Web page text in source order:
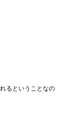
るということなの